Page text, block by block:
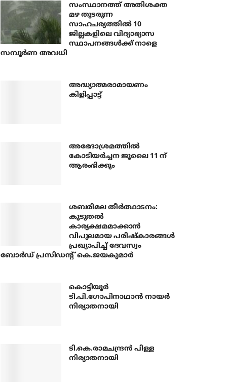
സംസ്ഥാനത്ത് അതിശക്ത
മഴ തുടരുന്ന
സാഹചര്യത്തിൽ 10
ജില്ലകളിലെ വിദ്യാഭ്യാസ
സ്ഥാപനങ്ങൾക്ക് നാളെ
സമ്പൂർണ അവധി
അദ്ധ്യാത്മരാമായണം
കിളിപ്പാട്ട്
അഭേദാശ്രമത്തില്‍
കോടിയര്‍ച്ചന ജൂലൈ 11 ന്
ആരംഭിക്കും
ശബരിമല തീര്‍ത്ഥാടനം:
കൂടുതല്‍
കാര്യക്ഷമമാക്കാന്‍
വിപുലമായ പരിഷ്‌കാരങ്ങള്‍
പ്രഖ്യാപിച്ച് ദേവസ്വം
ബോര്‍ഡ് പ്രസിഡന്റ് കെ.ജയകുമാര്‍
കൊട്ടിയൂര്‍
ടി.പി.ഗോപിനാഥാന്‍ നായര്‍
നിര്യാതനായി
ടി.കെ.രാമചന്ദ്രന്‍ പിള്ള
നിര്യാതനായി